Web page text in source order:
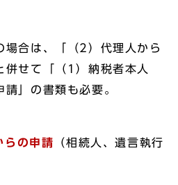
合は、「（2）代理人から
併せて「（1）納税者本人
請」の書類も必要。
らの申請 （相続人、遺言執行